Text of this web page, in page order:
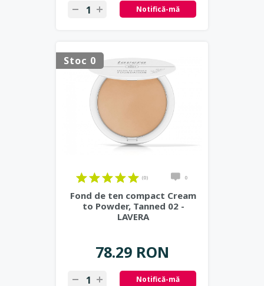
Notifică-mă
Stoc 0
(0) 0
Fond de ten compact Cream
to Powder, Tanned 02 -
LAVERA
78.29 RON
Notifică-mă